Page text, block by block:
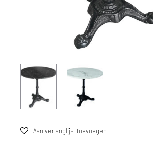
Aan verlanglijst toevoegen